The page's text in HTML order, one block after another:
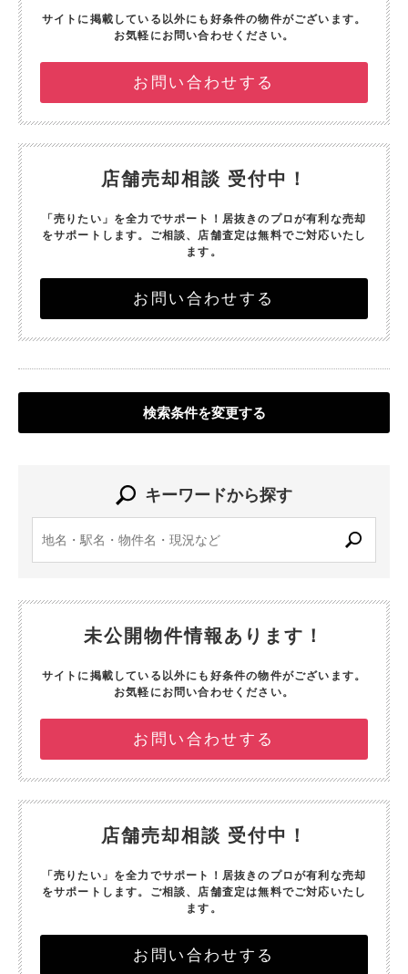
サイトに掲載している以外にも好条件の物件がございます。
お気軽にお問い合わせください。
お問い合わせする
店舗売却相談 受付中！
「売りたい」を全力でサポート！ 居抜きのプロが有利な売却
をサポートします。 ご相談、店舗査定は無料でご対応いたし
ます。
お問い合わせする
検索条件を変更する
キーワードから探す
未公開物件情報あります！
サイトに掲載している以外にも好条件の物件がございます。
お気軽にお問い合わせください。
お問い合わせする
店舗売却相談 受付中！
「売りたい」を全力でサポート！ 居抜きのプロが有利な売却
をサポートします。 ご相談、店舗査定は無料でご対応いたし
ます。
お問い合わせする